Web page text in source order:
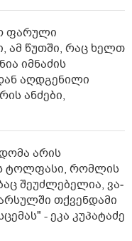
ფარული
ამ წუთში, რაც ხელთ
იმნაძის
აღდგენილი
ანძები,
არის
ტოლფასი, რომ­ლის
შე­უძ­ლე­ბე­ლია, ვა­
თქვენ­და­მი
- ეკა კუპატაძე